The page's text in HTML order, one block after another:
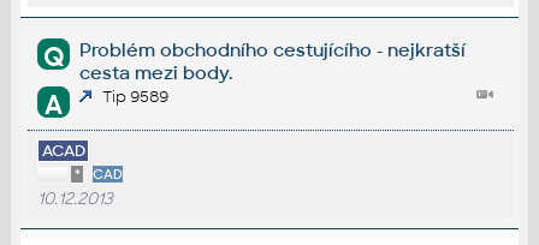
Q
Problém obchodního cestujícího - nejkratší
cesta mezi body.
A Tip 9589
ACAD
* CAD
10.12.2013